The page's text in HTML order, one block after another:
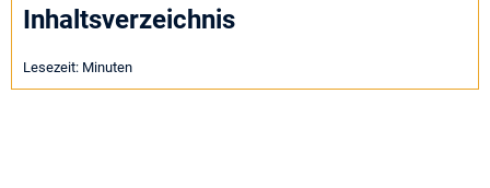
Inhaltsverzeichnis
Lesezeit: Minuten